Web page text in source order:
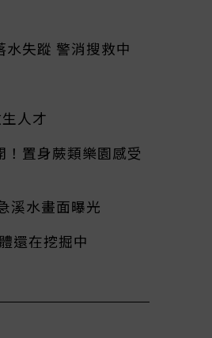
失蹤 警消搜救中
人才
置身蕨類樂園感受
溪水畫面曝光
還在挖掘中